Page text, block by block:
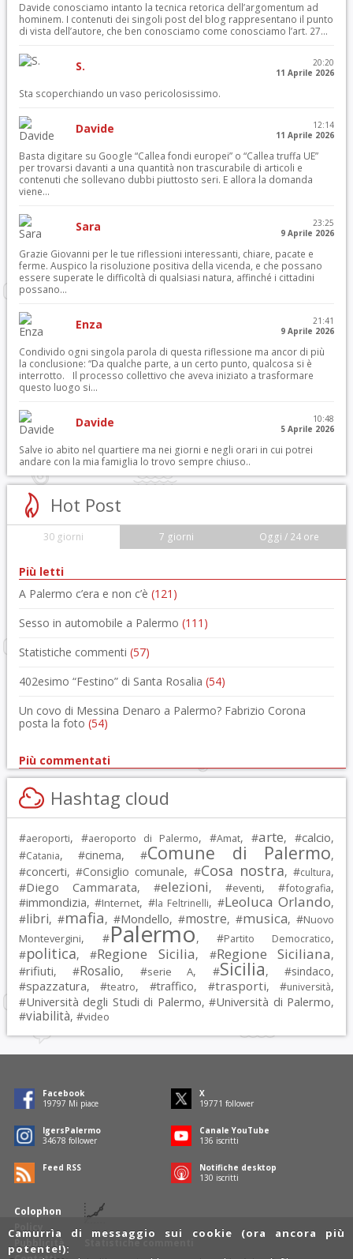
Davide conosciamo intanto la tecnica retorica dell’argomentum ad
hominem. I contenuti dei singoli post del blog rappresentano il punto
di vista dell’autore, che ben conosciamo come conosciamo l’art. 27...
S.
20:20
11 Aprile 2026
Sta scoperchiando un vaso pericolosissimo.
Davide
12:14
11 Aprile 2026
Basta digitare su Google “Callea fondi europei” o “Callea truffa UE”
per trovarsi davanti a una quantità non trascurabile di articoli e
contenuti che sollevano dubbi piuttosto seri. E allora la domanda
viene...
Sara
23:25
9 Aprile 2026
Grazie Giovanni per le tue riflessioni interessanti, chiare, pacate e
ferme. Auspico la risoluzione positiva della vicenda, e che possano
essere superate le difficoltà di qualsiasi natura, affinché i cittadini
possano...
Enza
21:41
9 Aprile 2026
Condivido ogni singola parola di questa riflessione ma ancor di più
la conclusione: “Da qualche parte, a un certo punto, qualcosa si è
interrotto. Il processo collettivo che aveva iniziato a trasformare
questo luogo si...
Davide
10:48
5 Aprile 2026
Salve io abito nel quartiere ma nei giorni e negli orari in cui potrei
andare con la mia famiglia lo trovo sempre chiuso..
Hot Post
30 giorni 7 giorni Oggi / 24 ore
Più letti
A Palermo c’era e non c’è (121)
Sesso in automobile a Palermo (111)
Statistiche commenti (57)
402esimo “Festino” di Santa Rosalia (54)
Un covo di Messina Denaro a Palermo? Fabrizio Corona
posta la foto (54)
Più commentati
Hashtag cloud
#aeroporti, #aeroporto di Palermo, #Amat, #arte, #calcio,
#Catania, #cinema, #Comune di Palermo,
#concerti, #Consiglio comunale, #Cosa nostra, #cultura,
#Diego Cammarata, #elezioni, #eventi, #fotografia,
#immondizia, #Internet, #la Feltrinelli, #Leoluca Orlando,
#libri, #mafia, #Mondello, #mostre, #musica, #Nuovo
Montevergini, #Palermo, #Partito Democratico,
#politica, #Regione Sicilia, #Regione Siciliana,
#rifiuti, #Rosalio, #serie A, #Sicilia, #sindaco,
#spazzatura, #teatro, #traffico, #trasporti, #università,
#Università degli Studi di Palermo, #Università di Palermo,
#viabilità, #video
Colophon
Policy
Pubblicità
Statistiche commenti
Facebook
19797 Mi piace
X
19771 follower
IgersPalermo
34678 follower
Canale YouTube
136 iscritti
Feed RSS
Notifiche desktop
130 iscritti
Camurrìa di messaggio sui cookie (ora ancora più
potente!):